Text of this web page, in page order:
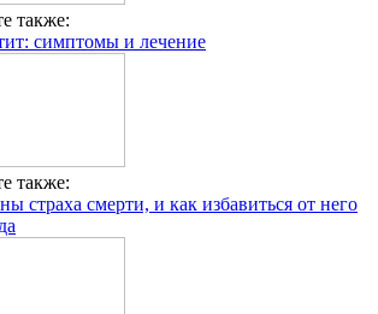
также:
симптомы и лечение
также:
страха смерти, и как избавиться от него